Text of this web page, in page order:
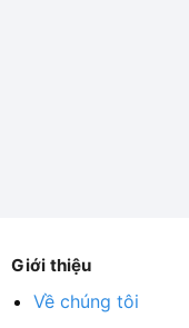
Giới thiệu
Về chúng tôi